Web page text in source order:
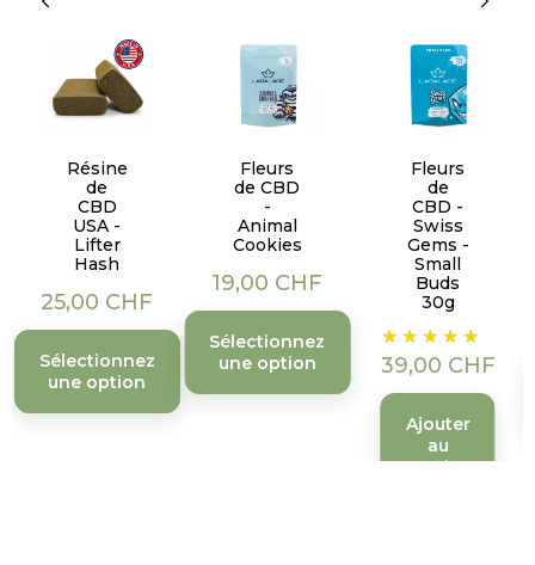
Résine
de
CBD
USA -
Lifter
Hash
Prix
25,00 CHF
Sélectionnez
une option
Fleurs
de CBD
-
Animal
Cookies
Prix
19,00 CHF
Sélectionnez
une option
Fleurs
de
CBD -
Swiss
Gems -
Small
Buds
30g
Prix
39,00 CHF
Ajouter
au
panier